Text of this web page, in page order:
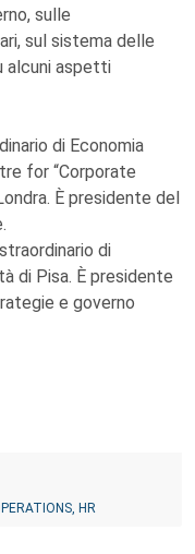
sulle
sul sistema delle
alcuni aspetti
di Economia
for “Corporate
È presidente del
di
di Pisa. È presidente
e governo
HR